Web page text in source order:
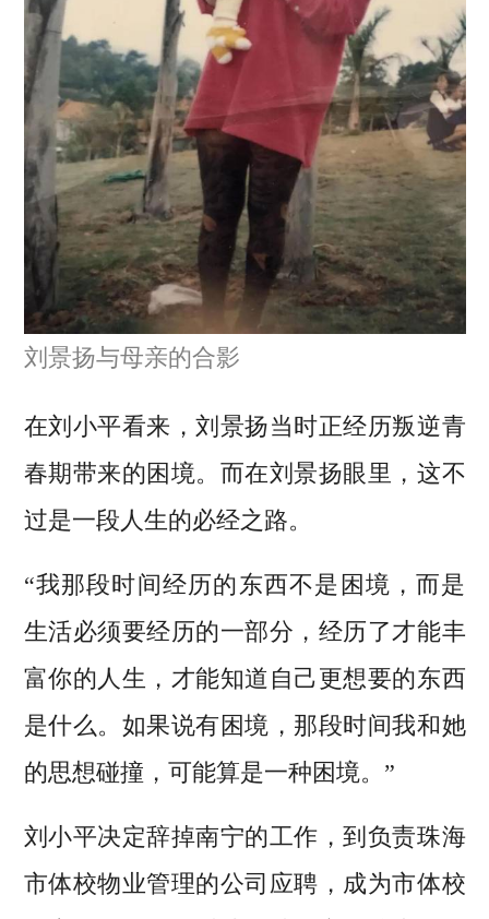
刘景扬与母亲的合影
在刘小平看来，刘景扬当时正经历叛逆青
春期带来的困境。而在刘景扬眼里，这不
过是一段人生的必经之路。
“我那段时间经历的东西不是困境，而是
生活必须要经历的一部分，经历了才能丰
富你的人生，才能知道自己更想要的东西
是什么。如果说有困境，那段时间我和她
的思想碰撞，可能算是一种困境。”
刘小平决定辞掉南宁的工作，到负责珠海
市体校物业管理的公司应聘，成为市体校